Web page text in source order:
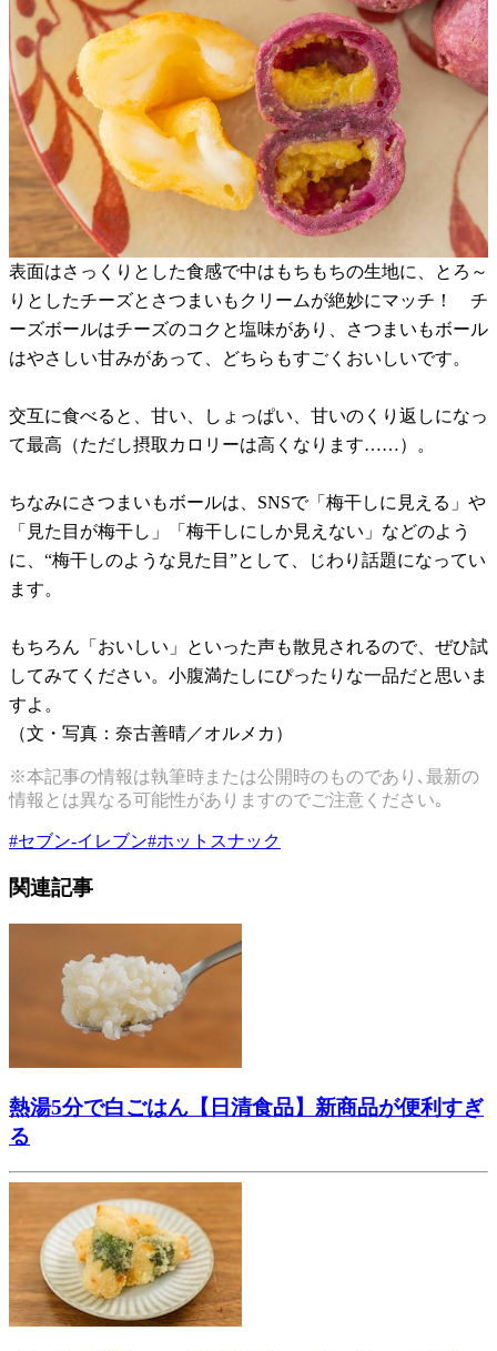
表面はさっくりとした食感で中はもちもちの生地に、とろ～
りとしたチーズとさつまいもクリームが絶妙にマッチ！ チ
ーズボールはチーズのコクと塩味があり、さつまいもボール
はやさしい甘みがあって、どちらもすごくおいしいです。
交互に食べると、甘い、しょっぱい、甘いのくり返しになっ
て最高（ただし摂取カロリーは高くなります……）。
ちなみにさつまいもボールは、SNSで「梅干しに見える」や
「見た目が梅干し」「梅干しにしか見えない」などのよう
に、“梅干しのような見た目”として、じわり話題になってい
ます。
もちろん「おいしい」といった声も散見されるので、ぜひ試
してみてください。小腹満たしにぴったりな一品だと思いま
すよ。
（文・写真：奈古善晴／オルメカ）
※本記事の情報は執筆時または公開時のものであり､最新の
情報とは異なる可能性がありますのでご注意ください｡
#セブン-イレブン#ホットスナック
関連記事
熱湯5分で白ごはん【日清食品】新商品が便利すぎ
る